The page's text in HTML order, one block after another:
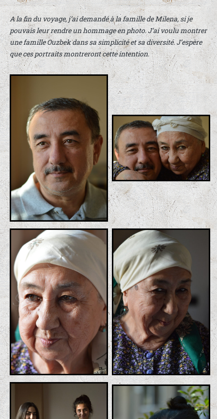
A la fin du voyage, j’ai demandé à la famille de Milena, si je
pouvais leur rendre un hommage en photo. J’ai voulu montrer
une famille Ouzbek dans sa simplicité et sa diversité. J’espère
que ces portraits montreront cette intention.